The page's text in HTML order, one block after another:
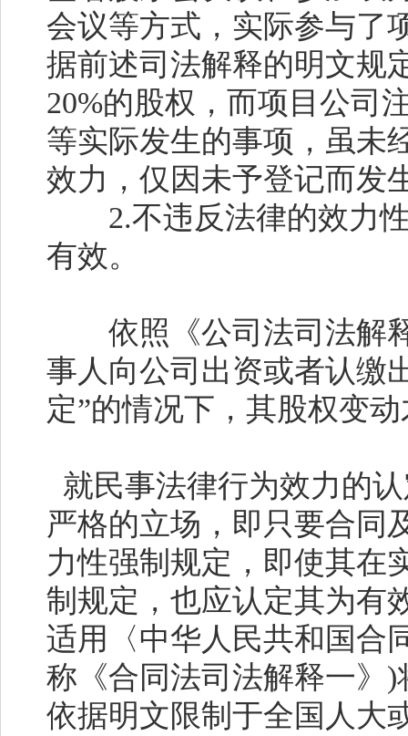
会议等方式，实际参与了
据前述司法解释的明文规
20%的股权，而项目公司
等实际发生的事项，虽未
效力，仅因未予登记而发
2.不违反法律的效力
有效。
依照《公司法司法解
事人向公司出资或者认缴
定”的情况下，其股权变
就民事法律行为效力的
严格的立场，即只要合同
力性强制规定，即使其在
制规定，也应认定其为有
适用〈中华人民共和国合
称《合同法司法解释一》 )
依据明文限制于全国人大